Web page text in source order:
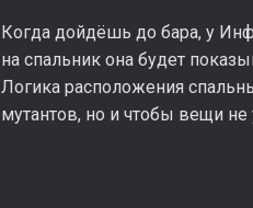
Когда дойдёшь до бара, у
на спальник она будет
Логика расположения
мутантов, но и чтобы вещи не